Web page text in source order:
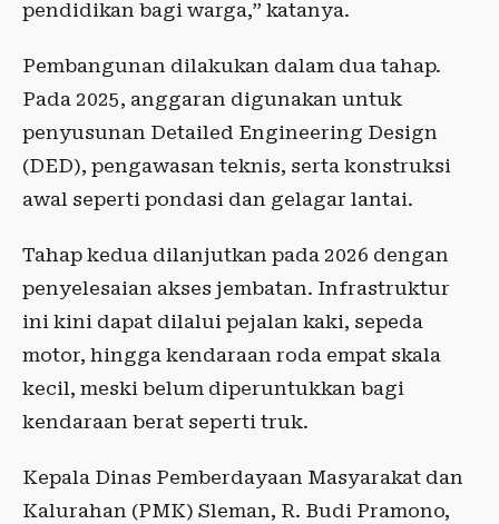
pendidikan bagi warga,” katanya.
Pembangunan dilakukan dalam dua tahap.
Pada 2025, anggaran digunakan untuk
penyusunan Detailed Engineering Design
(DED), pengawasan teknis, serta konstruksi
awal seperti pondasi dan gelagar lantai.
Tahap kedua dilanjutkan pada 2026 dengan
penyelesaian akses jembatan. Infrastruktur
ini kini dapat dilalui pejalan kaki, sepeda
motor, hingga kendaraan roda empat skala
kecil, meski belum diperuntukkan bagi
kendaraan berat seperti truk.
Kepala Dinas Pemberdayaan Masyarakat dan
Kalurahan (PMK) Sleman, R. Budi Pramono,